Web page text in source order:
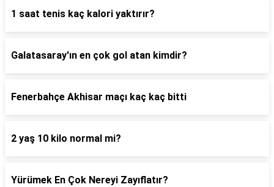
1 saat tenis kaç kalori yaktırır?
Galatasaray'ın en çok gol atan kimdir?
Fenerbahçe Akhisar maçı kaç kaç bitti
2 yaş 10 kilo normal mi?
Yürümek En Çok Nereyi Zayıflatır?